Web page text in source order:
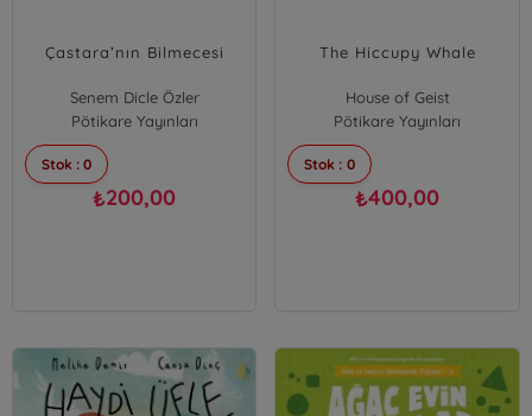
Çastara’nın Bilmecesi
Senem Dicle Özler
Pötikare Yayınları
Stok : 0
₺200,00
The Hiccupy Whale
House of Geist
Pötikare Yayınları
Stok : 0
₺400,00